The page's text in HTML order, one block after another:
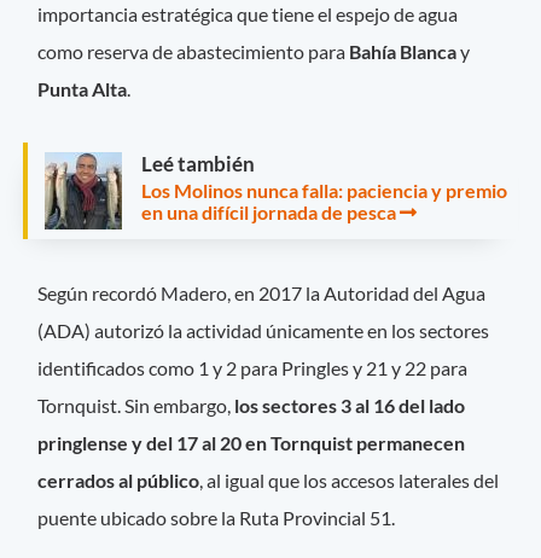
importancia estratégica que tiene el espejo de agua
como reserva de abastecimiento para Bahía Blancay
Punta Alta.
Leé también
Los Molinos nunca falla: paciencia y premio
en una difícil jornada de pesca
Según recordó Madero, en 2017 la Autoridad del Agua
(ADA) autorizó la actividad únicamente en los sectores
identificados como 1 y 2 para Pringles y 21 y 22 para
Tornquist. Sin embargo, los sectores 3 al 16 del lado
pringlense y del 17 al 20 en Tornquist permanecen
cerrados al público, al igual que los accesos laterales del
puente ubicado sobre la Ruta Provincial 51.